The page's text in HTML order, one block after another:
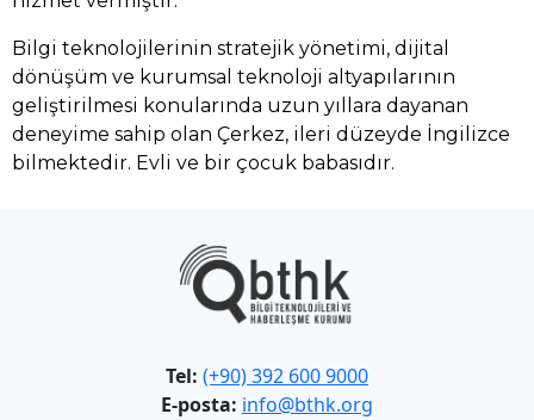
Bilgi teknolojilerinin stratejik yönetimi, dijital
dönüşüm ve kurumsal teknoloji altyapılarının
geliştirilmesi konularında uzun yıllara dayanan
deneyime sahip olan Çerkez, ileri düzeyde İngilizce
bilmektedir. Evli ve bir çocuk babasıdır.
Tel: (+90) 392 600 9000
E-posta: info@bthk.org